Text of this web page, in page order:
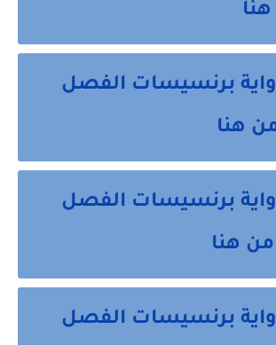
برنسيسات الفصل
هنا
برنسيسات الفصل
هنا
برنسيسات الفصل